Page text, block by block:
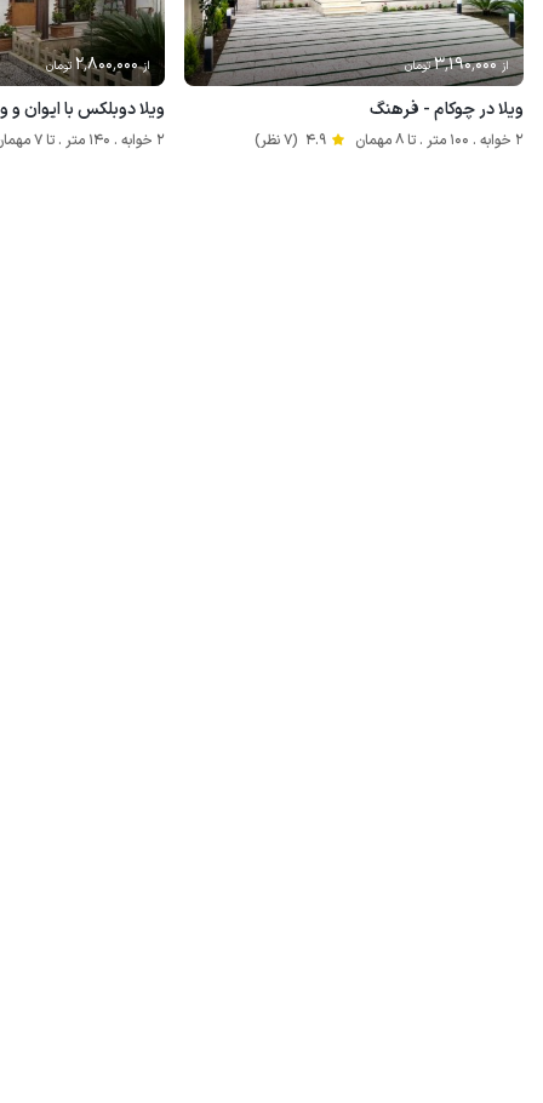
از 3٬190٬000تومان
ویلا در چوکام - فرهنگ
2 خوابه . 100 متر . تا 8 مهمان 4.9 (7 نظر)
از 2٬800٬000 تومان
ویلا دوبلکس با ایوان
2 خوابه . 140 متر . تا 7 مهمان